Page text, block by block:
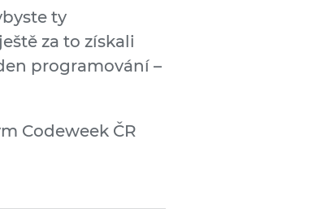
ty
za to získali
programování –
Codeweek ČR